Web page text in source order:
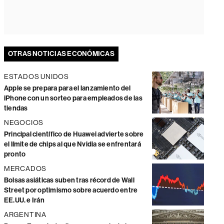
OTRAS NOTICIAS ECONÓMICAS
ESTADOS UNIDOS
Apple se prepara para el lanzamiento del
iPhone con un sorteo para empleados de las
tiendas
NEGOCIOS
Principal científico de Huawei advierte sobre
el límite de chips al que Nvidia se enfrentará
pronto
MERCADOS
Bolsas asiáticas suben tras récord de Wall
Street por optimismo sobre acuerdo entre
EE.UU. e Irán
ARGENTINA